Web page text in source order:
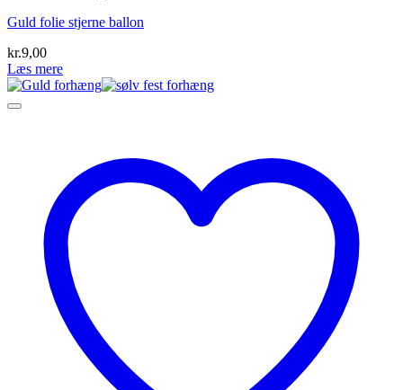
Guld folie stjerne ballon
kr.9,00
Læs mere